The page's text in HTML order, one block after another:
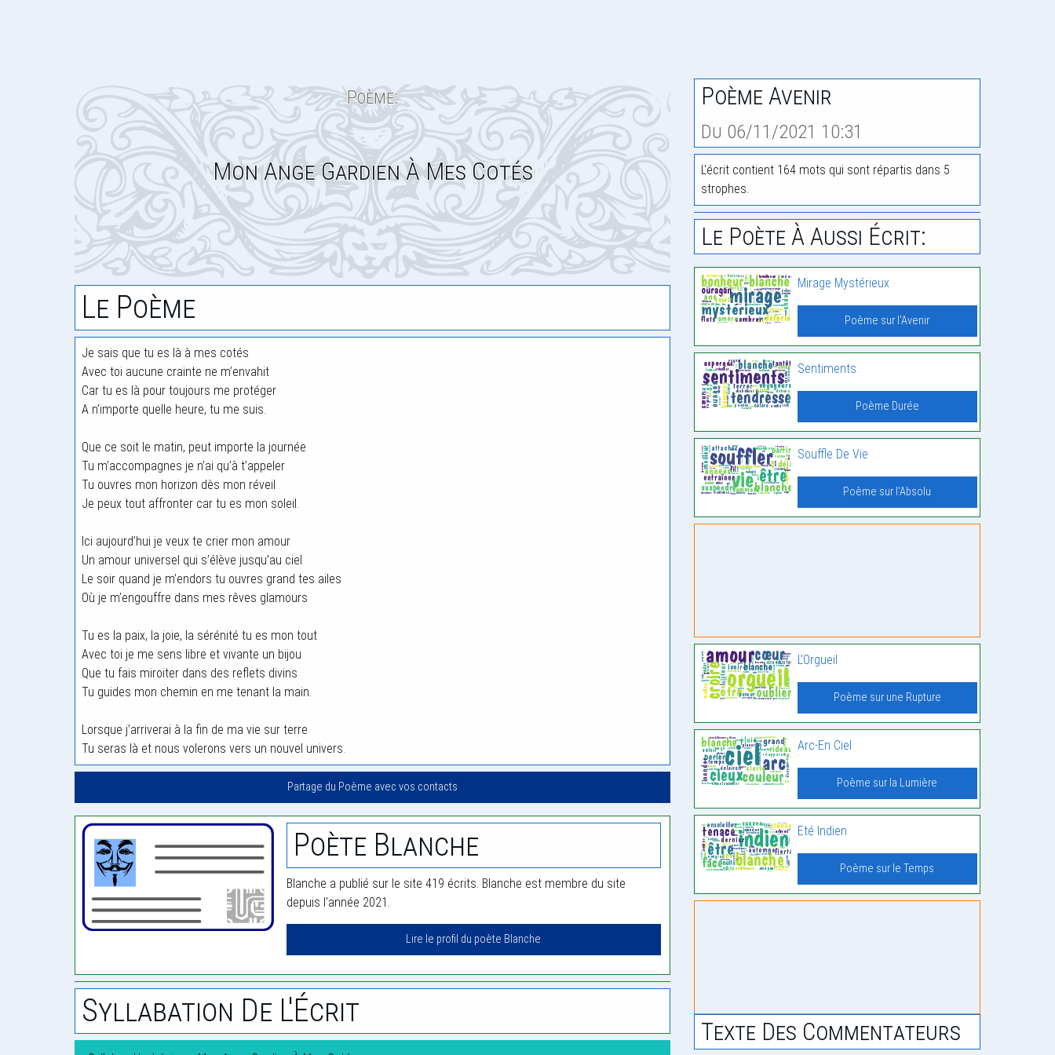
Poème:
Mon Ange Gardien À Mes Cotés
Le Poème
Je sais que tu es là à mes cotés
Avec toi aucune crainte ne m’envahit
Car tu es là pour toujours me protéger
A n’importe quelle heure, tu me suis.
Que ce soit le matin, peut importe la journée
Tu m’accompagnes je n’ai qu’à t’appeler
Tu ouvres mon horizon dès mon réveil
Je peux tout affronter car tu es mon soleil.
Ici aujourd’hui je veux te crier mon amour
Un amour universel qui s’élève jusqu’au ciel
Le soir quand je m’endors tu ouvres grand tes ailes
Où je m’engouffre dans mes rêves glamours
Tu es la paix, la joie, la sérénité tu es mon tout
Avec toi je me sens libre et vivante un bijou
Que tu fais miroiter dans des reflets divins
Tu guides mon chemin en me tenant la main.
Lorsque j’arriverai à la fin de ma vie sur terre
Tu seras là et nous volerons vers un nouvel univers.
Partage du Poème avec vos contacts
Poète Blanche
Blanche a publié sur le site 419 écrits. Blanche est membre du site
depuis l'année 2021.
Lire le profil du poète Blanche
Syllabation De L'Écrit
Poème Avenir
Du 06/11/2021 10:31
L'écrit contient 164 mots qui sont répartis dans 5
strophes.
Le Poète À Aussi Écrit:
Mirage Mystérieux
Poème sur l'Avenir
Sentiments
Poème Durée
Souffle De Vie
Poème sur l'Absolu
L’Orgueil
Poème sur une Rupture
Arc-En Ciel
Poème sur la Lumière
Eté Indien
Poème sur le Temps
Texte Des Commentateurs